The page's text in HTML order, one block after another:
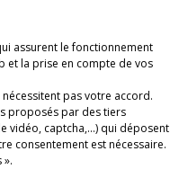
assurent le fonctionnement
et la prise en compte de vos
pas votre accord.
proposés par des tiers
vidéo, captcha,...) qui déposent
consentement est nécessaire.
RÉALISATION